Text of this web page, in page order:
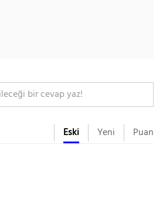
Eski Yeni Puan